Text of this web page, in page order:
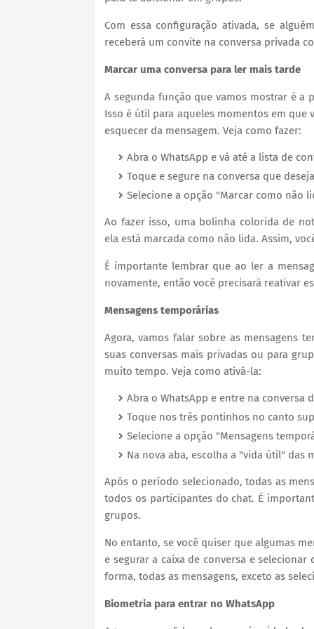
Com essa configuração ativada, se
receberá um convite na conversa privada
Marcar uma conversa para ler mais tarde
A segunda função que vamos mostrar é a
Isso é útil para aqueles momentos em
esquecer da mensagem. Veja como fazer:
Abra o WhatsApp e vá até a lista de
Toque e segure na conversa que
Selecione a opção "Marcar como não
Ao fazer isso, uma bolinha colorida de
ela está marcada como não lida. Assim,
É importante lembrar que ao ler a
novamente, então você precisará reativar
Mensagens temporárias
Agora, vamos falar sobre as mensagens
suas conversas mais privadas ou para
muito tempo. Veja como ativá-la:
Abra o WhatsApp e entre na conversa
Toque nos três pontinhos no canto
Selecione a opção "Mensagens
Na nova aba, escolha a "vida útil" das
Após o período selecionado, todas as
todos os participantes do chat. É
grupos.
No entanto, se você quiser que algumas
e segurar a caixa de conversa e
forma, todas as mensagens, exceto as
Biometria para entrar no WhatsApp